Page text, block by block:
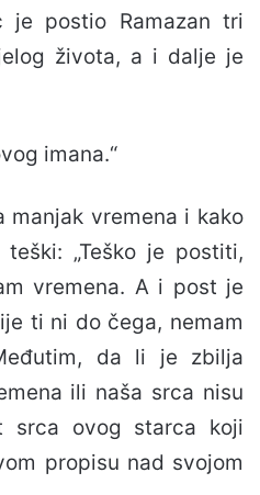
je postio Ramazan tri
života, a i dalje je
imana.“
manjak vremena i kako
„Teško je postiti,
vremena. A i post je
ti ni do čega, nemam
da li je zbilja
ili naša srca nisu
srca ovog starca koji
propisu nad svojom